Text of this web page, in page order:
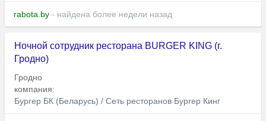
rabota.by - найдена более недели назад
Ночной сотрудник ресторана BURGER KING (г.
Гродно)
Гродно
компания:
Бургер БК (Беларусь) / Сеть ресторанов Бургер Кинг